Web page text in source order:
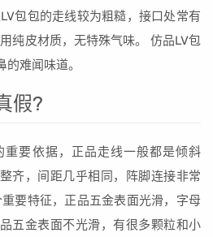
包包的走线较为粗糙，接口处常有
纯皮材质，无特殊气味。 仿品LV包
难闻味道。
假?
重要依据，正品走线一般都是倾斜
齐，间距几乎相同，阵脚连接非常
要特征，正品五金表面光滑，字母
五金表面不光滑，有很多颗粒和小